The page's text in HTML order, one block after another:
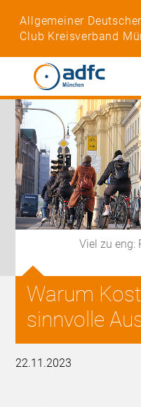
Allgemeiner
Club Kreisverband
Viel zu eng:
Warum
sinnvolle
22.11.2023